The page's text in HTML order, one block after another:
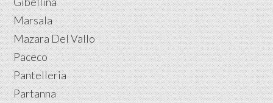
Marsala
Mazara Del Vallo
Paceco
Pantelleria
Partanna